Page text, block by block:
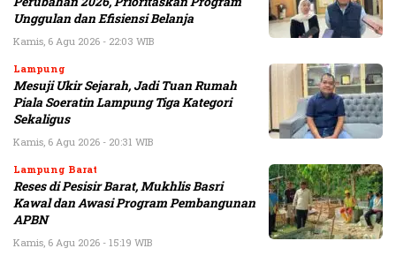
Unggulan dan Efisiensi Belanja
Kamis, 6 Agu 2026 - 22:03 WIB
Lampung
Mesuji Ukir Sejarah, Jadi Tuan Rumah
Piala Soeratin Lampung Tiga Kategori
Sekaligus
Kamis, 6 Agu 2026 - 20:31 WIB
Lampung Barat
Reses di Pesisir Barat, Mukhlis Basri
Kawal dan Awasi Program Pembangunan
APBN
Kamis, 6 Agu 2026 - 15:19 WIB